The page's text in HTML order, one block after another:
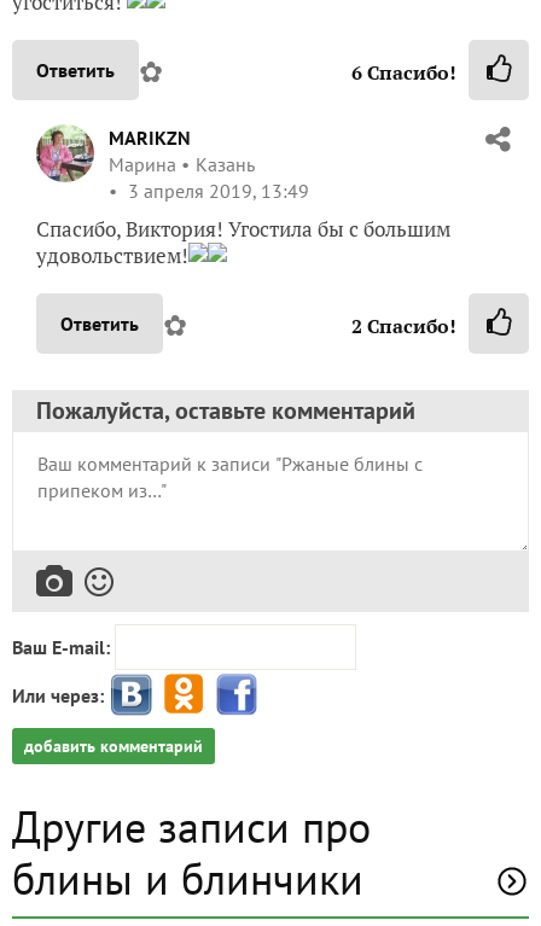
Ответить ✿ 6Спасибо!
MARIKZN
Марина
Казань
3 апреля 2019, 13:49
Спасибо, Виктория! Угостила бы с большим
удовольствием!
Ответить ✿ 2 Спасибо!
Пожалуйста, оставьте комментарий
Ваш E-mail:
Или через:
добавить комментарий
Другие записи про
блины и блинчики